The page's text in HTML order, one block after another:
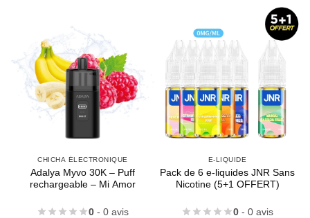
CHICHA ÉLECTRONIQUE
Adalya Myvo 30K – Puff
rechargeable – Mi Amor
0 - 0 avis
E-LIQUIDE
Pack de 6 e-liquides JNR Sans
Nicotine (5+1 OFFERT)
0 - 0 avis